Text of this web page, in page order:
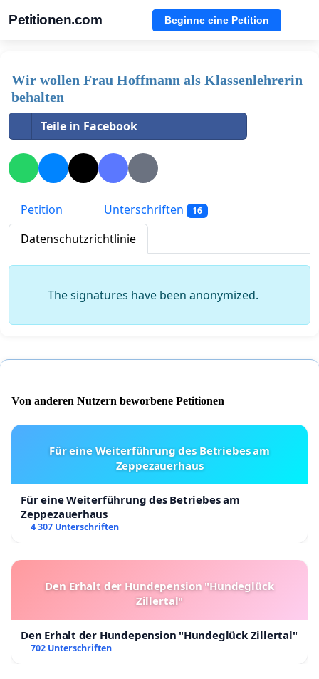
Petitionen.com Beginne eine Petition
Wir wollen Frau Hoffmann als Klassenlehrerin
behalten
Teile in Facebook
Petition Unterschriften 16
Datenschutzrichtlinie
The signatures have been anonymized.
Von anderen Nutzern beworbene Petitionen
Für eine Weiterführung des Betriebes am
Zeppezauerhaus
Für eine Weiterführung des Betriebes am
Zeppezauerhaus
4 307 Unterschriften
Den Erhalt der Hundepension "Hundeglück
Zillertal"
Den Erhalt der Hundepension "Hundeglück Zillertal"
702 Unterschriften